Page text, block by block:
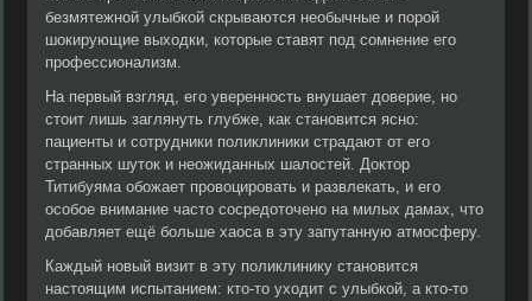
безмятежной улыбкой скрываются необычные и порой
шокирующие выходки, которые ставят под сомнение его
профессионализм.
На первый взгляд, его уверенность внушает доверие, но
стоит лишь заглянуть глубже, как становится ясно:
пациенты и сотрудники поликлиники страдают от его
странных шуток и неожиданных шалостей. Доктор
Титибуяма обожает провоцировать и развлекать, и его
особое внимание часто сосредоточено на милых дамах, что
добавляет ещё больше хаоса в эту запутанную атмосферу.
Каждый новый визит в эту поликлинику становится
настоящим испытанием: кто-то уходит с улыбкой, а кто-то